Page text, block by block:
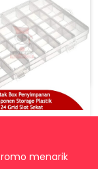
Mini Storage Box / Kotak Penyimpanan Komponen Dan Part Kecil 10 Sekat
menarik